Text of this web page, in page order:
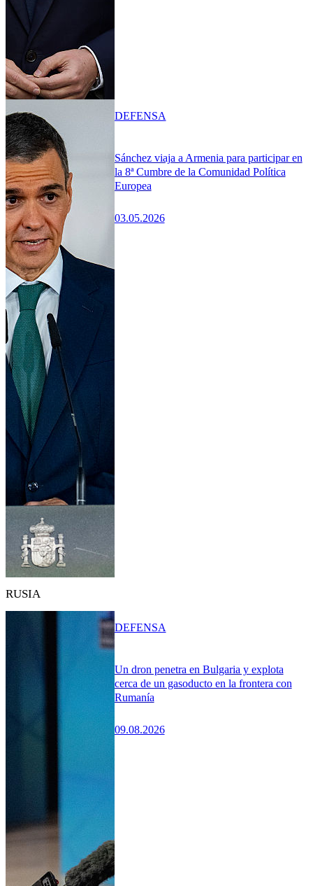
Sánchez viaja a Armenia para participar en
la 8ª Cumbre de la Comunidad Política
Europea
03.05.2026
DEFENSA
RUSIA
Un dron penetra en Bulgaria y explota
cerca de un gasoducto en la frontera con
Rumanía
09.08.2026
DEFENSA